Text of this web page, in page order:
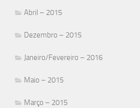
Abril – 2015
Dezembro – 2015
Janeiro/Fevereiro – 2016
Maio – 2015
Março – 2015